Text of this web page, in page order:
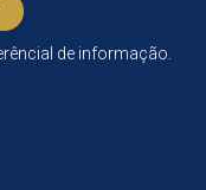
de informação.